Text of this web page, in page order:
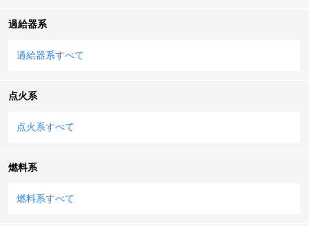
過給器系
過給器系すべて
点火系
点火系すべて
燃料系
燃料系すべて